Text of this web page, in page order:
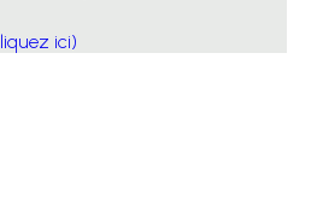
ici)